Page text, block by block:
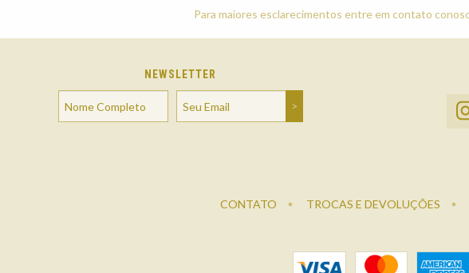
Para maiores esclarecimentos entre em contato
NEWSLETTER
CONTATO TROCAS E DEVOLUÇÕES